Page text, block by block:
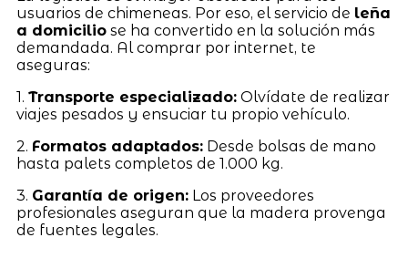
usuarios de chimeneas. Por eso, el servicio de leña
a domiciliose ha convertido en la solución más
demandada. Al comprar por internet, te
aseguras:
1. Transporte especializado:Olvídate de realizar
viajes pesados y ensuciar tu propio vehículo.
2. Formatos adaptados:Desde bolsas de mano
hasta palets completos de 1.000 kg.
3. Garantía de origen:Los proveedores
profesionales aseguran que la madera provenga
de fuentes legales.